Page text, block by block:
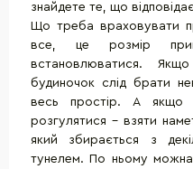
знайдете те, що
Що треба враховувати
все, це розмір
встановлюватися.
будиночок слід брати
весь простір. А
розгулятися - взяти
який збирається з
тунелем. По ньому